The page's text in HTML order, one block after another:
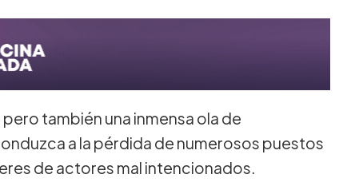
también una inmensa ola de
a la pérdida de numerosos puestos
de actores mal intencionados.